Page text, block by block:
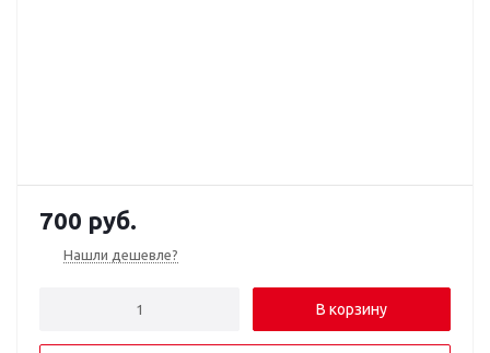
700 руб.
Нашли дешевле?
В корзину